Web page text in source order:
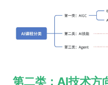
第二类：AI技术方